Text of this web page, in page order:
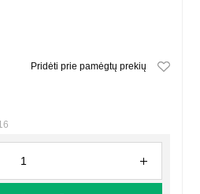
Pridėti prie pamėgtų prekių